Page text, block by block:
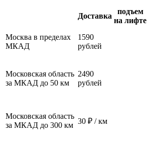
Доставка
подъем
на лифте
Москва в пределах
МКАД
1590
рублей
Московская область
за МКАД до 50 км
2490
рублей
Московская область
за МКАД до 300 км 30 ₽ / км